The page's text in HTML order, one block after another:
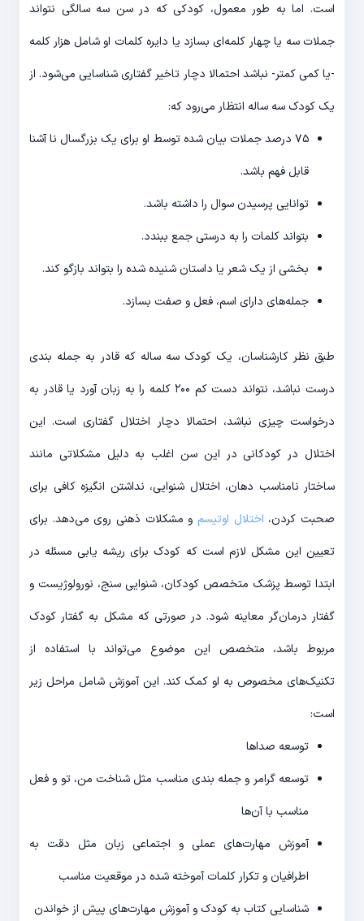
است. اما به طور معمول، کودکی که در سن سه سالگی نتواند
جملات سه یا چهار کلمه‌ای بسازد یا دایره کلمات او شامل هزار کلمه
-یا کمی کمتر- نباشد احتمالا دچار تاخیر گفتاری شناسایی می‌شود. از
یک کودک سه ساله انتظار می‌رود که:
۷۵ درصد جملات بیان شده توسط او برای یک بزرگسال نا آشنا
قابل فهم باشد.
توانایی پرسیدن سوال را داشته باشد.
بتواند کلمات را به درستی جمع ببندد.
بخشی از یک شعر یا داستان شنیده شده را بتواند بازگو کند.
جمله‌های دارای اسم، فعل و صفت بسازد.
طبق نظر کارشناسان، یک کودک سه ساله که قادر به جمله بندی
درست نباشد، نتواند دست کم ۲۰۰ کلمه را به زبان آورد یا قادر به
درخواست چیزی نباشد، احتمالا دچار اختلال گفتاری است. این
اختلال در کودکانی در این سن اغلب به دلیل مشکلاتی مانند
ساختار نامناسب دهان، اختلال شنوایی، نداشتن انگیزه کافی برای
صحبت کردن، اختلال اوتیسم و مشکلات ذهنی روی می‌دهد. برای
تعیین این مشکل لازم است که کودک برای ریشه یابی مسئله در
ابتدا توسط پزشک متخصص کودکان، شنوایی سنج، نورولوژیست و
گفتار درمان‌گر معاینه شود. در صورتی که مشکل به گفتار کودک
مربوط باشد، متخصص این موضوع می‌تواند با استفاده از
تکنیک‌های مخصوص به او کمک کند. این آموزش شامل مراحل زیر
است:
توسعه صداها
توسعه گرامر و جمله بندی مناسب مثل شناخت من، تو و فعل
مناسب با آن‌ها
آموزش مهارت‌های عملی و اجتماعی زبان مثل دقت به
اطرافیان و تکرار کلمات آموخته شده در موقعیت مناسب
شناسایی کتاب به کودک و آموزش مهارت‌های پیش از خواندن